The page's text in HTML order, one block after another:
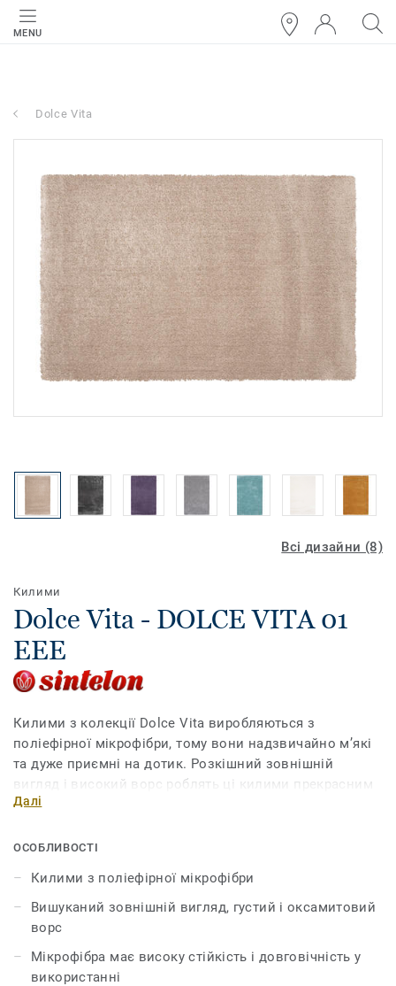
MENU
Dolce Vita
Всі дизайни (8)
Килими
Dolce Vita - DOLCE VITA 01
EEE
Килими з колекції Dolce Vita виробляються з
поліефірної мікрофібри, тому вони надзвичайно м’які
та дуже приємні на дотик. Розкішний зовнішній
вигляд і високий ворс роблять ці килими прекрасним
вибором для спалень або віталень. Мікрофібра
кошлатиться і не розтягується. Тому ви довгі роки
килиму.
Далі
ОСОБЛИВОСТІ
Килими з поліефірної мікрофібри
Вишуканий зовнішній вигляд, густий і оксамитовий
ворс
Мікрофібра має високу стійкість і довговічність у
використанні